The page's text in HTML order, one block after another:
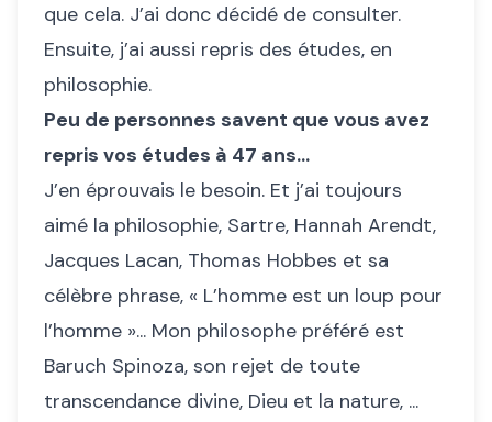
que cela. J’ai donc décidé de consulter.
Ensuite, j’ai aussi repris des études, en
philosophie.
Peu de personnes savent que vous avez
repris vos études à 47 ans...
J’en éprouvais le besoin. Et j’ai toujours
aimé la philosophie, Sartre, Hannah Arendt,
Jacques Lacan, Thomas Hobbes et sa
célèbre phrase, « L’homme est un loup pour
l’homme »... Mon philosophe préféré est
Baruch Spinoza, son rejet de toute
transcendance divine, Dieu et la nature, ...